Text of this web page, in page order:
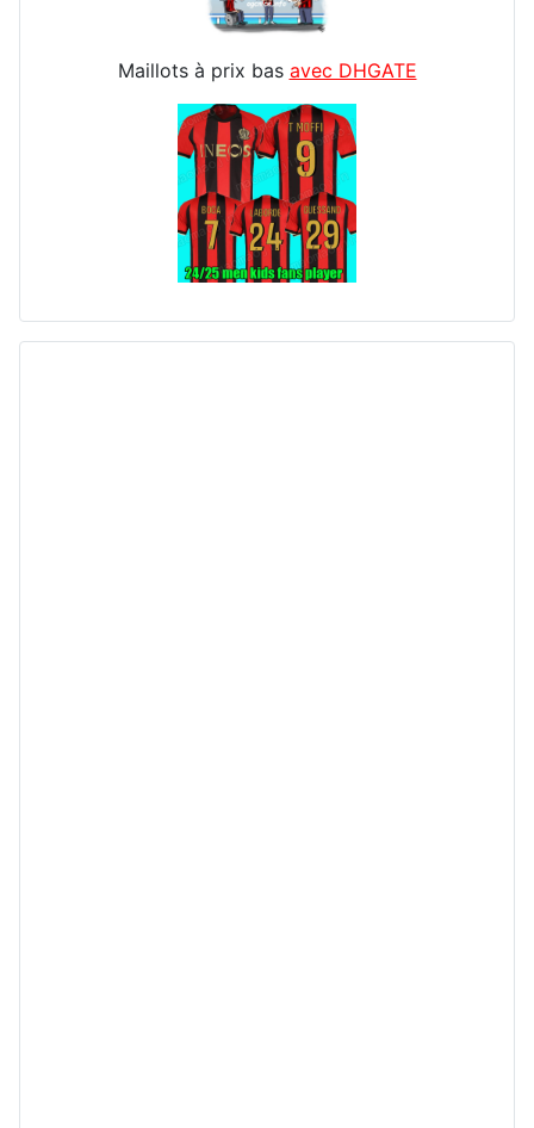
Maillots à prix bas avec DHGATE